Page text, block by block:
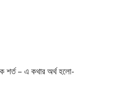
শর্ত – এ কথার অর্থ হলো-